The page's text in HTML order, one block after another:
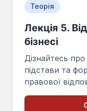
Теорія
Лекція 5.
бізнесі
Дізнайтесь
підстави та
правової